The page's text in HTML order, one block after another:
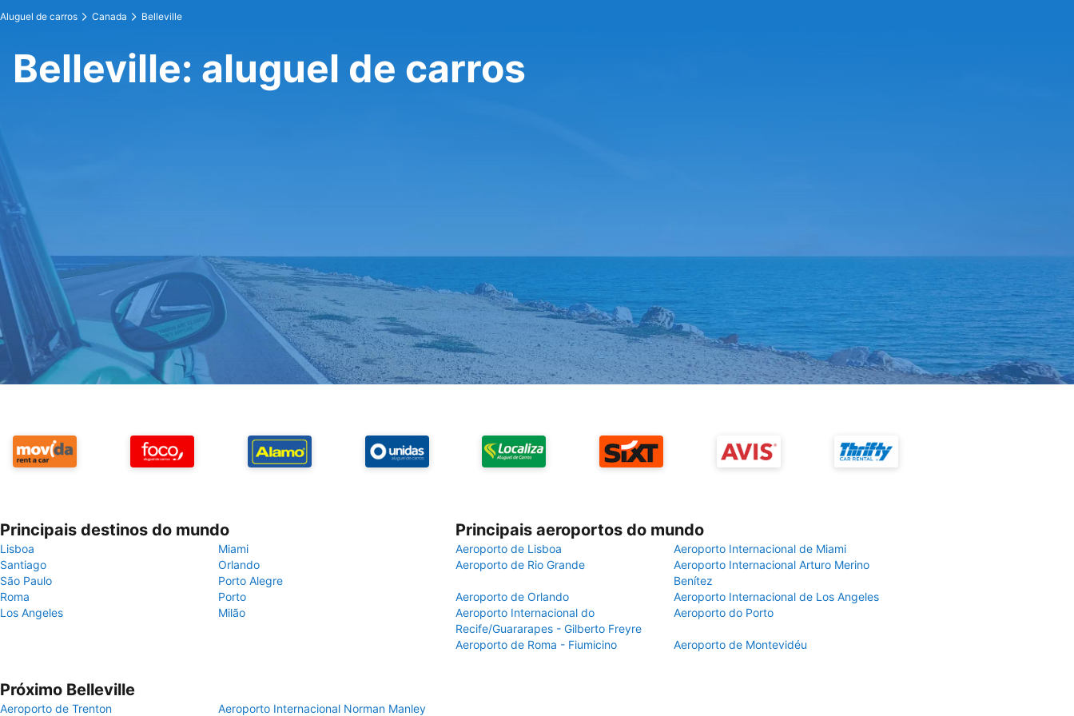
Aluguel de carros Canada Belleville
Belleville: aluguel de carros
Principais destinos do mundo
Lisboa
Miami
Santiago
Orlando
São Paulo
Porto Alegre
Roma
Porto
Los Angeles
Milão
Principais aeroportos do mundo
Aeroporto de Lisboa
Aeroporto Internacional de Miami
Aeroporto de Rio Grande
Aeroporto Internacional Arturo Merino
Benítez
Aeroporto de Orlando
Aeroporto Internacional de Los Angeles
Aeroporto Internacional do
Recife/Guararapes - Gilberto Freyre
Aeroporto do Porto
Aeroporto de Roma - Fiumicino Aeroporto de Montevidéu
Próximo Belleville
Aeroporto de Trenton Aeroporto Internacional Norman Manley